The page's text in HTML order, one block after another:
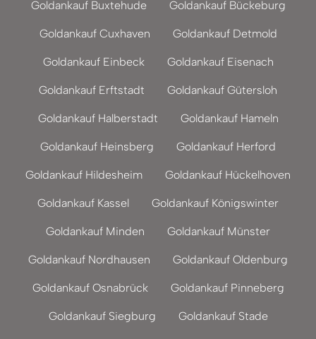
Goldankauf Buxtehude Goldankauf Bückeburg
Goldankauf Cuxhaven Goldankauf Detmold
Goldankauf Einbeck Goldankauf Eisenach
Goldankauf Erftstadt Goldankauf Gütersloh
Goldankauf Halberstadt Goldankauf Hameln
Goldankauf Heinsberg Goldankauf Herford
Goldankauf Hildesheim Goldankauf Hückelhoven
Goldankauf Kassel Goldankauf Königswinter
Goldankauf Minden Goldankauf Münster
Goldankauf Nordhausen Goldankauf Oldenburg
Goldankauf Osnabrück Goldankauf Pinneberg
Goldankauf Siegburg Goldankauf Stade